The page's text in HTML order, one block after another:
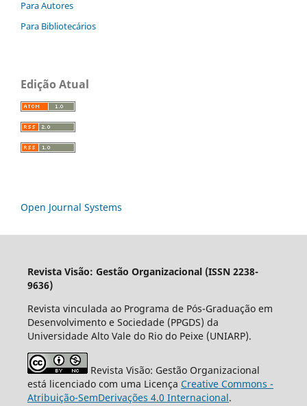
Para Autores
Para Bibliotecários
Edição Atual
Open Journal Systems
Revista Visão: Gestão Organizacional (ISSN 2238-
9636)
Revista vinculada ao Programa de Pós-Graduação em
Desenvolvimento e Sociedade (PPGDS) da
Universidade Alto Vale do Rio do Peixe (UNIARP).
Revista Visão: Gestão Organizacional
está licenciado com uma Licença Creative Commons -
Atribuição-SemDerivações 4.0 Internacional.